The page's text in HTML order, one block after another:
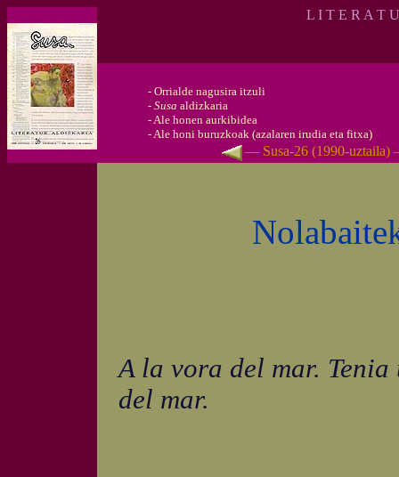
L I T E R A T
- Orrialde nagusira itzuli
- Susa aldizkaria
-Ale honen aurkibidea
-Ale honi buruzkoak (azalaren irudia eta fitxa)
— Susa-26 (1990-uztaila)
A la vora del mar.
del mar.